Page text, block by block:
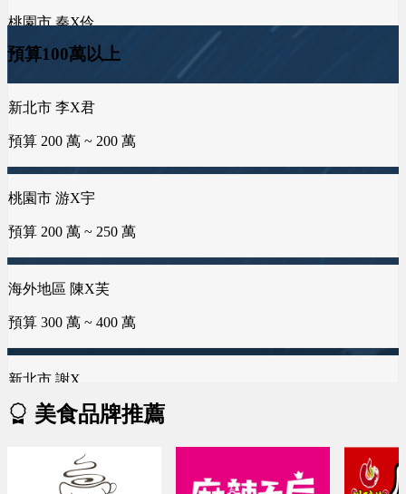
預算 25 萬 ~ 300 萬
預算 25 萬 ~ 200 萬
預算 100 萬 ~ 200 萬
預算 200 萬 ~ 200 萬
雲林縣 林X姐
預算 25 萬 ~ 50 萬
新北市 黃X姐
預算 25 萬 ~ 50 萬
台南市 曾X靖
預算 25 萬 ~ 50 萬
台中市 李X毓
預算 50 萬 ~ 50 萬
預算 25 萬 ~ 50 萬
桃園市 曾X婷
海外地區 MXo
預算 25 萬 ~ 100 萬
屏東縣 潘X瑜
預算 100 萬 ~ 150 萬
新竹市 侯X姐
預算 100 萬 ~ 150 萬
台南市 曾X芸
預算 100 萬 ~ 150 萬
桃園市 黄X姐
預算 50 萬 ~ 100 萬
新竹市 EXc
預算100萬以上
桃園市 游X宇
預算 200 萬 ~ 250 萬
海外地區 陳X芙
預算 300 萬 ~ 400 萬
新北市 謝X
預算 150 萬 ~ 250 萬
新竹縣 林X峨
預算 100 萬 ~ 200 萬
台南市 周X臣
美食品牌推薦